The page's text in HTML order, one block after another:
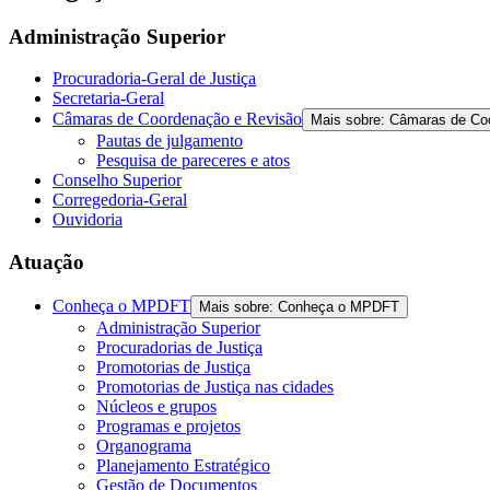
Administração Superior
Procuradoria-Geral de Justiça
Secretaria-Geral
Câmaras de Coordenação e Revisão
Mais sobre: Câmaras de
Pautas de julgamento
Pesquisa de pareceres e atos
Conselho Superior
Corregedoria-Geral
Ouvidoria
Atuação
Conheça o MPDFT Mais sobre: Conheça o MPDFT
Administração Superior
Procuradorias de Justiça
Promotorias de Justiça
Promotorias de Justiça nas cidades
Núcleos e grupos
Programas e projetos
Organograma
Planejamento Estratégico
Gestão de Documentos